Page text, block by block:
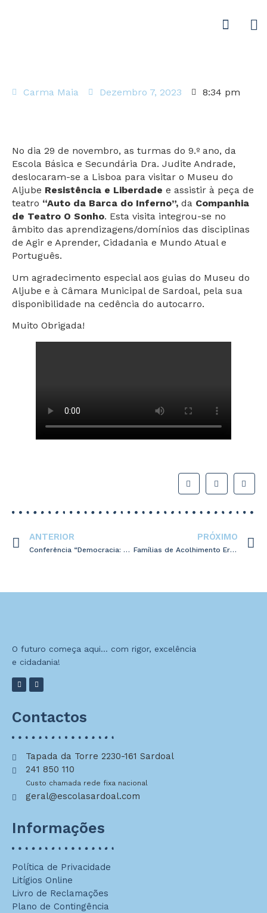
Carma Maia Dezembro 7, 2023 8:34 pm
No dia 29 de novembro, as turmas do 9.º ano, da
Escola Básica e Secundária Dra. Judite Andrade,
deslocaram-se a Lisboa para visitar o Museu do
Aljube Resistência e Liberdade e assistir à peça de
teatro “Auto da Barca do Inferno”, da Companhia
de Teatro O Sonho. Esta visita integrou-se no
âmbito das aprendizagens/domínios das disciplinas
de Agir e Aprender, Cidadania e Mundo Atual e
Português.
Um agradecimento especial aos guias do Museu do
Aljube e à Câmara Municipal de Sardoal, pela sua
disponibilidade na cedência do autocarro.
Muito Obrigada!
ANTERIOR
Conferência “Democracia: Juventude em Ação” – Fundação Calouste Gulbenkian
PRÓXIMO
Famílias de Acolhimento Erasmus+
O futuro começa aqui… com rigor, excelência
e cidadania!
Contactos
Tapada da Torre 2230-161 Sardoal
241 850 110
Custo chamada rede fixa nacional
geral@escolasardoal.com
Informações
Política de Privacidade
Litígios Online
Livro de Reclamações
Plano de Contingência